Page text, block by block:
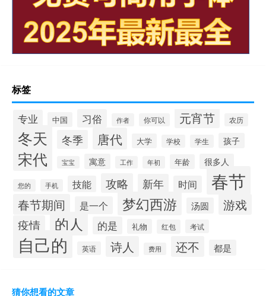
标签
专业 中国 习俗 作者 你可以 元宵节 农历
冬天 冬季 唐代 大学 学校 学生 孩子
宋代 宝宝 寓意 工作 年初 年龄 很多人
您的 手机 技能 攻略 新年 时间 春节
春节期间 是一个 梦幻西游 汤圆 游戏
疫情 的人 的是 礼物 红包 考试
自己的 英语 诗人 费用 还不 都是
猜你想看的文章